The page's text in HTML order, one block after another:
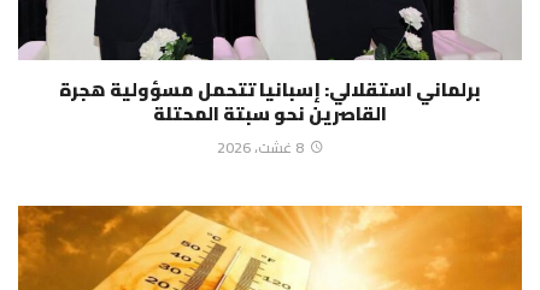
برلماني استقلالي: إسبانيا تتحمل مسؤولية هجرة
القاصرين نحو سبتة المحتلة
8 غشت، 2026